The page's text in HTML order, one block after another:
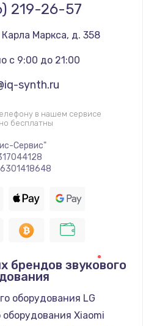
219-26-57
Маркса, д. 358
с 9:00 до 21:00
synth.ru
в нашем сервисе
бесплатны
Сервис"
брендов звукового
оборудования LG
Xiaomi